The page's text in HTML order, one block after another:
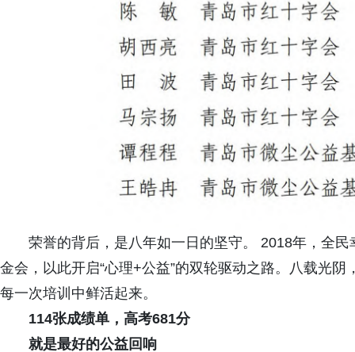
荣誉的背后，是八年如一日的坚守。 2018年，全
金会，以此开启“心理+公益”的双轮驱动之路。八载光
每一次培训中鲜活起来。
114张成绩单，高考681分
就是最好的公益回响